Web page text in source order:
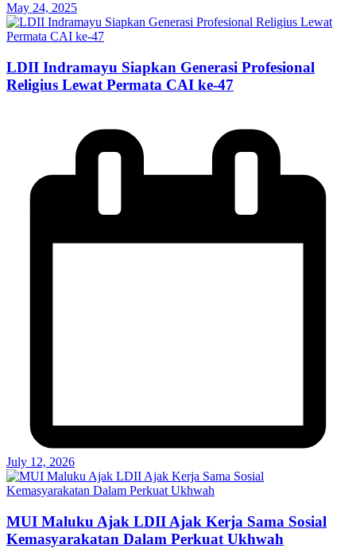
May 24, 2025
LDII Indramayu Siapkan Generasi Profesional
Religius Lewat Permata CAI ke-47
July 12, 2026
MUI Maluku Ajak LDII Ajak Kerja Sama Sosial
Kemasyarakatan Dalam Perkuat Ukhwah